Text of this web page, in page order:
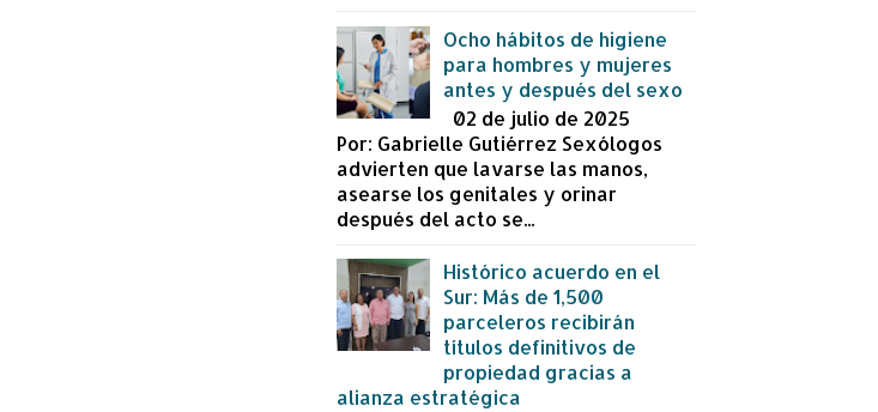
Ocho hábitos de higiene
para hombres y mujeres
antes y después del sexo
02 de julio de 2025
Por: Gabrielle Gutiérrez Sexólogos
advierten que lavarse las manos,
asearse los genitales y orinar
después del acto se...
Histórico acuerdo en el
Sur: Más de 1,500
parceleros recibirán
títulos definitivos de
propiedad gracias a
alianza estratégica